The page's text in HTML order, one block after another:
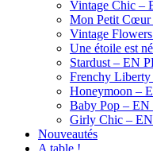
Vintage Chic –
Mon Petit
Vintage
Une étoile est
Stardust – EN
Frenchy
Honeymoon –
Baby Pop –
Girly Chic –
Nouveautés
A table !